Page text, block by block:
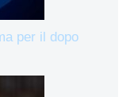
per il dopo